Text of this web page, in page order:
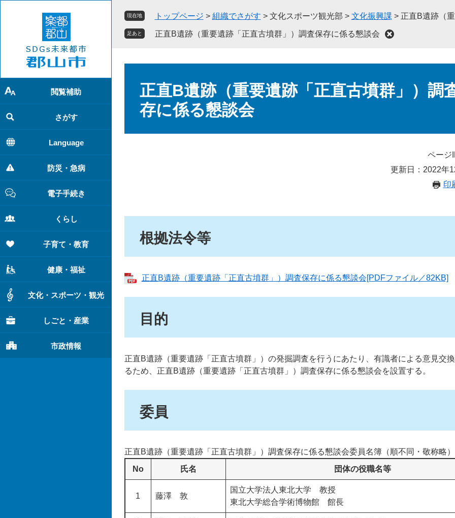
で
す
。
ば
し
て
本
文
へ
閲覧補助
さがす
Language
防災・急病
電子手続き
くらし
子育て・教育
健康・福祉
文化・スポーツ・観光
しごと・産業
市政情報
現在地 トップページ > 組織でさがす > 文化スポーツ観光部 > 文化振興課 > 正直B遺跡（
足あと 正直B遺跡（重要遺跡「正直古墳群」）調査保存に係る懇談会
正直B遺跡（重要遺跡「正直古墳群」）調
存に係る懇談会
ページ
更新日：2022年
印
根拠法令等
正直B遺跡（重要遺跡「正直古墳群」）調査保存に係る懇談会[PDFファイル／82KB]
目的
正直B遺跡（重要遺跡「正直古墳群」）の発掘調査を行うにあたり、有識者による意見交
るため、正直B遺跡（重要遺跡「正直古墳群」）調査保存に係る懇談会を設置する。
委員
正直B遺跡（重要遺跡「正直古墳群」）調査保存に係る懇談会委員名簿（順不同・敬称略）
No
氏名 団体の役職名等
1 藤澤 敦
国立大学法人東北大学 教授
東北大学総合学術博物館 館長